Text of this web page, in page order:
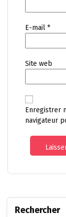
E-mail *
Site web
Enregistrer
navigateur
Rechercher